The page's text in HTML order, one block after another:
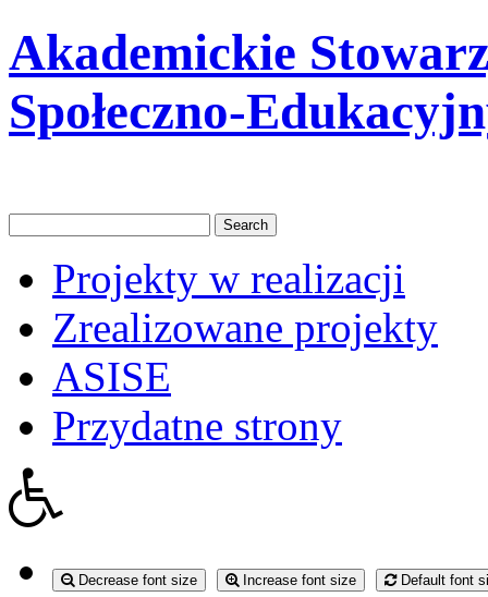
Akademickie
Społeczno-
Projekty w realizacji
Zrealizowane projekty
ASISE
Przydatne strony
Decrease font size Increase font size Default font